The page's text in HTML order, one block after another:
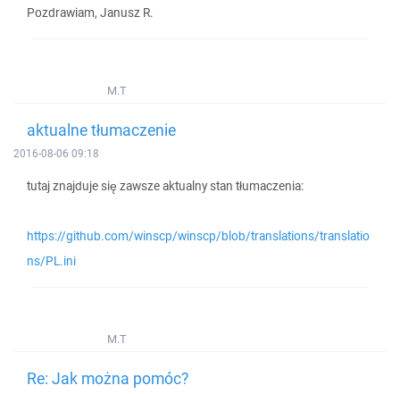
Pozdrawiam, Janusz R.
M.T
aktualne tłumaczenie
2016-08-06 09:18
tutaj znajduje się zawsze aktualny stan tłumaczenia:
https://github.com/winscp/winscp/blob/translations/translatio
ns/PL.ini
M.T
Re: Jak można pomóc?